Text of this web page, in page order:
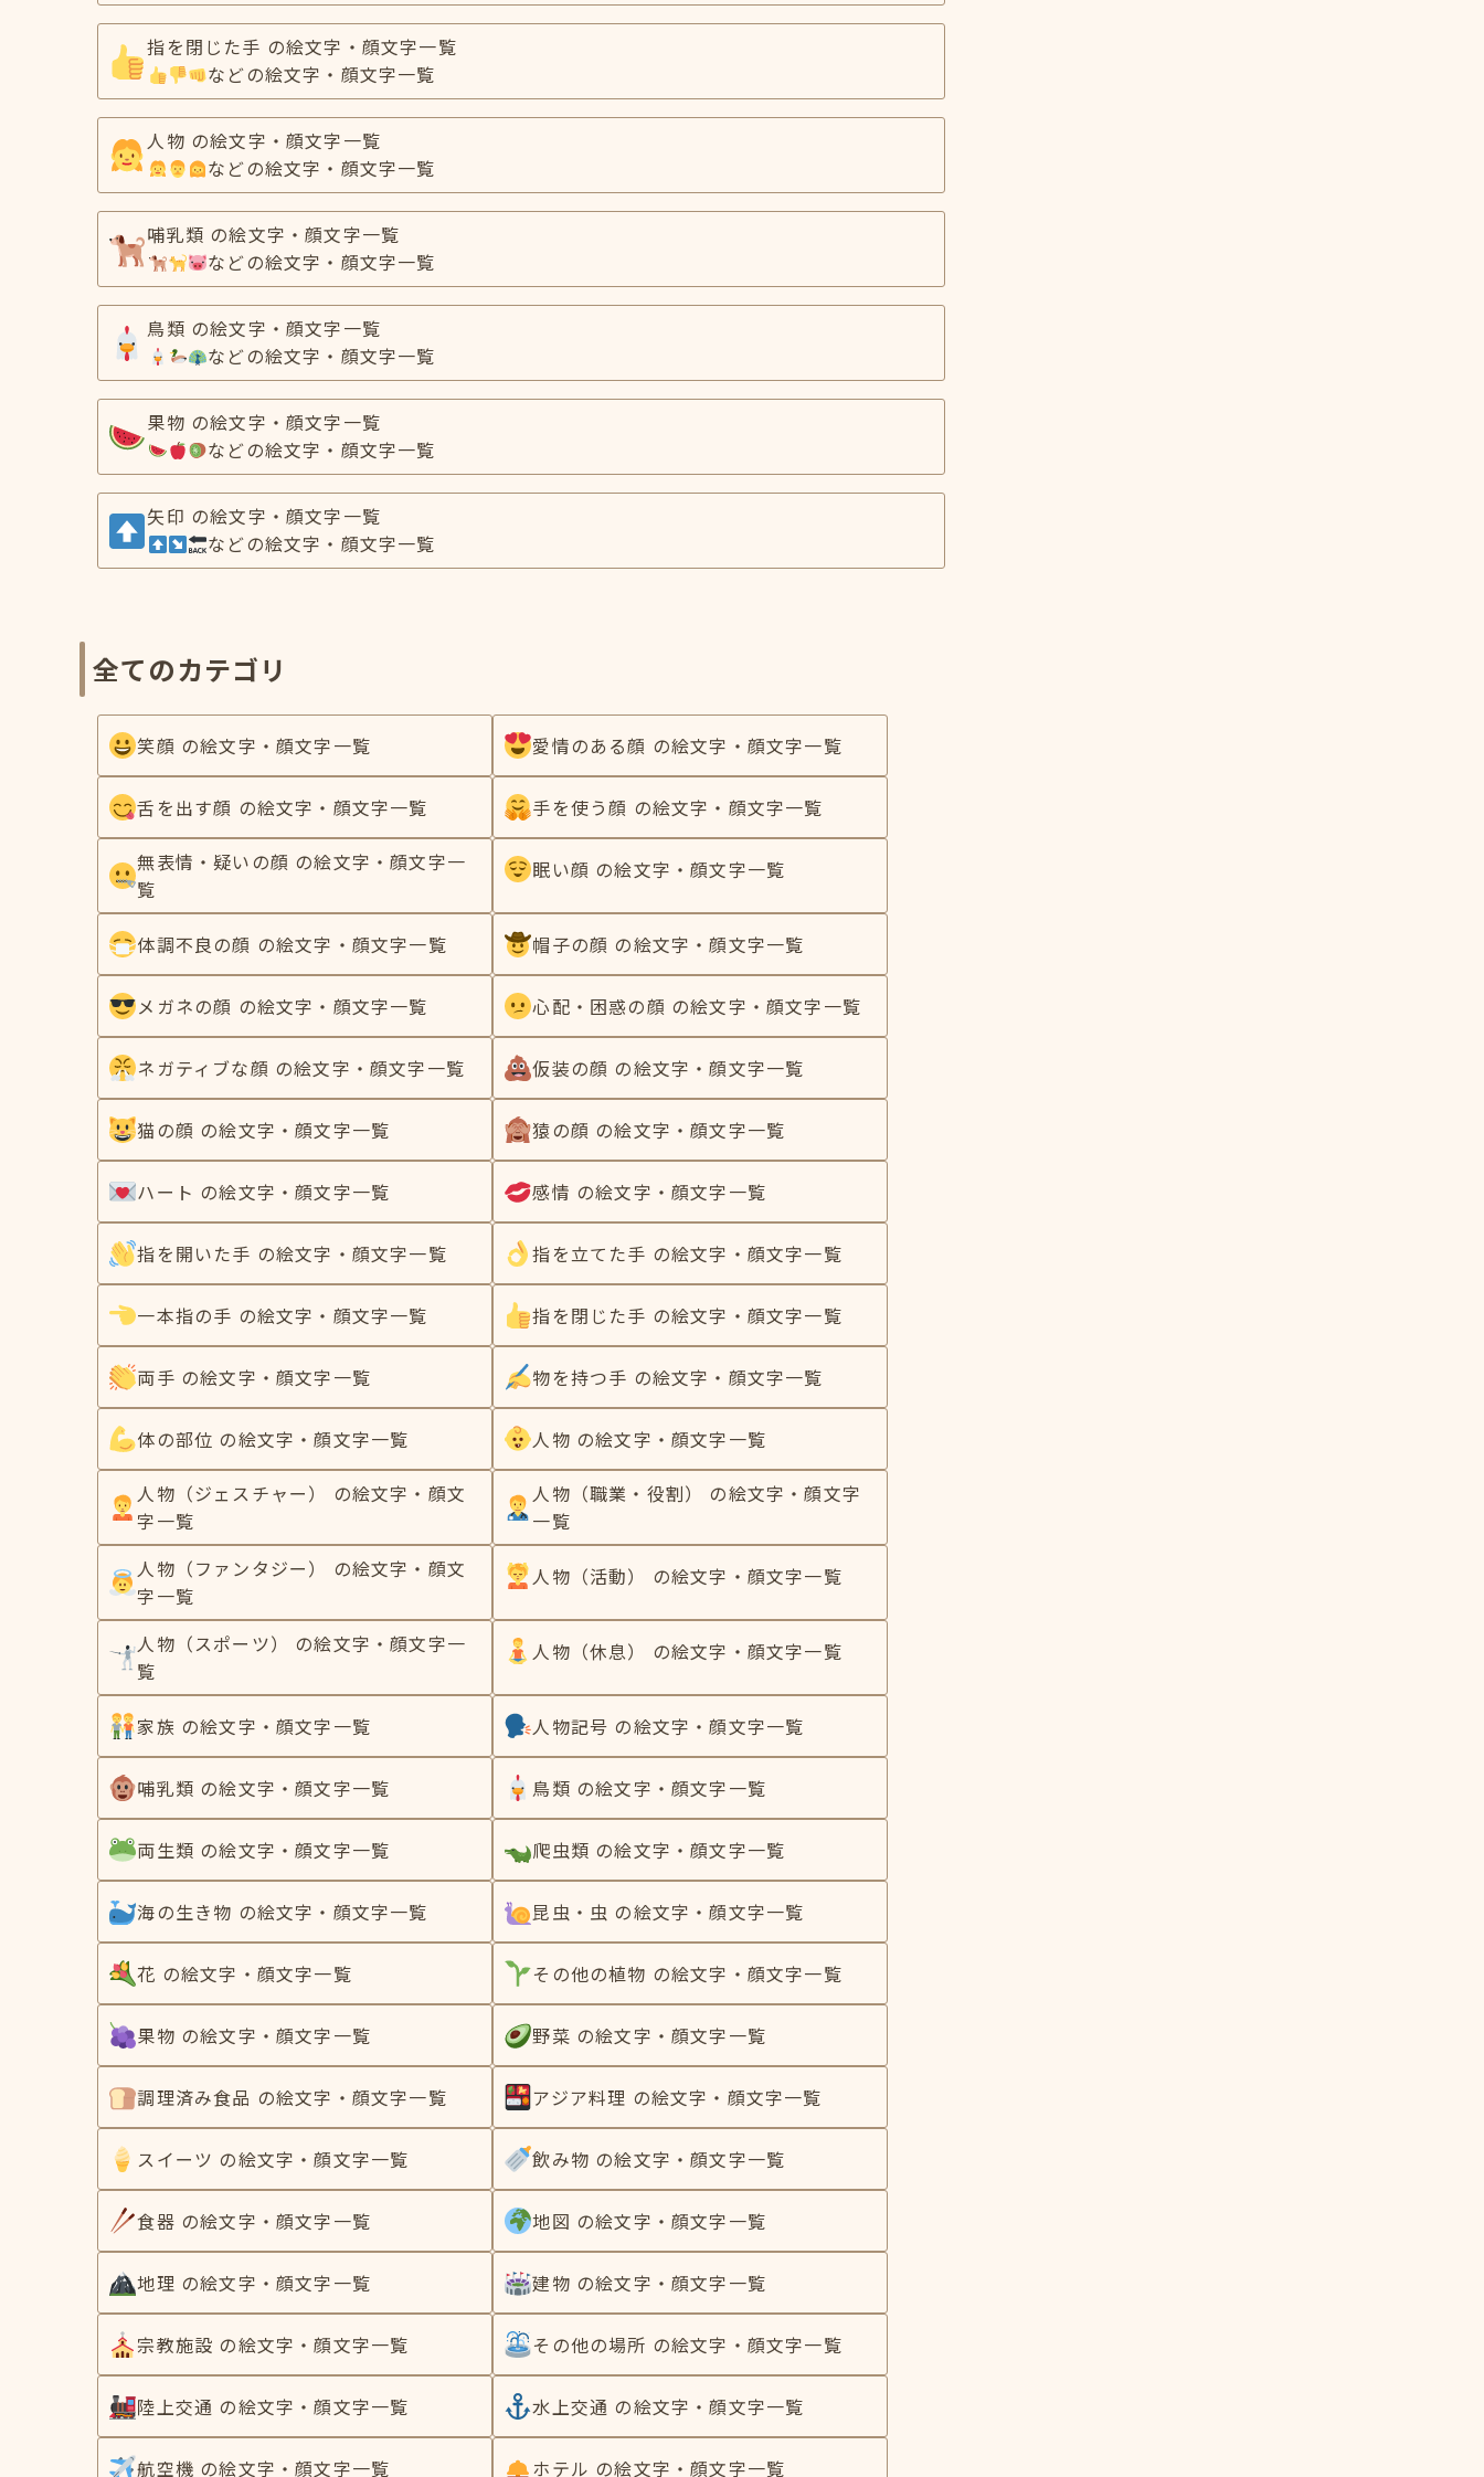
指を閉じた手 の絵文字・顔文字一覧
などの絵文字・顔文字一覧
人物 の絵文字・顔文字一覧
などの絵文字・顔文字一覧
哺乳類 の絵文字・顔文字一覧
などの絵文字・顔文字一覧
鳥類 の絵文字・顔文字一覧
などの絵文字・顔文字一覧
果物 の絵文字・顔文字一覧
などの絵文字・顔文字一覧
矢印 の絵文字・顔文字一覧
などの絵文字・顔文字一覧
全てのカテゴリ
笑顔 の絵文字・顔文字一覧 愛情のある顔 の絵文字・顔文字一覧
舌を出す顔 の絵文字・顔文字一覧 手を使う顔 の絵文字・顔文字一覧
無表情・疑いの顔 の絵文字・顔文字一
覧
眠い顔 の絵文字・顔文字一覧
体調不良の顔 の絵文字・顔文字一覧 帽子の顔 の絵文字・顔文字一覧
メガネの顔 の絵文字・顔文字一覧 心配・困惑の顔 の絵文字・顔文字一覧
ネガティブな顔 の絵文字・顔文字一覧 仮装の顔 の絵文字・顔文字一覧
猫の顔 の絵文字・顔文字一覧 猿の顔 の絵文字・顔文字一覧
ハート の絵文字・顔文字一覧 感情 の絵文字・顔文字一覧
指を開いた手 の絵文字・顔文字一覧 指を立てた手 の絵文字・顔文字一覧
一本指の手 の絵文字・顔文字一覧 指を閉じた手 の絵文字・顔文字一覧
両手 の絵文字・顔文字一覧 物を持つ手 の絵文字・顔文字一覧
体の部位 の絵文字・顔文字一覧 人物 の絵文字・顔文字一覧
人物（ジェスチャー） の絵文字・顔文
字一覧
人物（職業・役割） の絵文字・顔文字
一覧
人物（ファンタジー） の絵文字・顔文
字一覧
人物（活動） の絵文字・顔文字一覧
人物（スポーツ） の絵文字・顔文字一
覧
人物（休息） の絵文字・顔文字一覧
家族 の絵文字・顔文字一覧 人物記号 の絵文字・顔文字一覧
哺乳類 の絵文字・顔文字一覧 鳥類 の絵文字・顔文字一覧
両生類 の絵文字・顔文字一覧 爬虫類 の絵文字・顔文字一覧
海の生き物 の絵文字・顔文字一覧 昆虫・虫 の絵文字・顔文字一覧
花 の絵文字・顔文字一覧 その他の植物 の絵文字・顔文字一覧
果物 の絵文字・顔文字一覧 野菜 の絵文字・顔文字一覧
調理済み食品 の絵文字・顔文字一覧 アジア料理 の絵文字・顔文字一覧
スイーツ の絵文字・顔文字一覧 飲み物 の絵文字・顔文字一覧
食器 の絵文字・顔文字一覧 地図 の絵文字・顔文字一覧
地理 の絵文字・顔文字一覧 建物 の絵文字・顔文字一覧
宗教施設 の絵文字・顔文字一覧 その他の場所 の絵文字・顔文字一覧
陸上交通 の絵文字・顔文字一覧 水上交通 の絵文字・顔文字一覧
航空機 の絵文字・顔文字一覧 ホテル の絵文字・顔文字一覧